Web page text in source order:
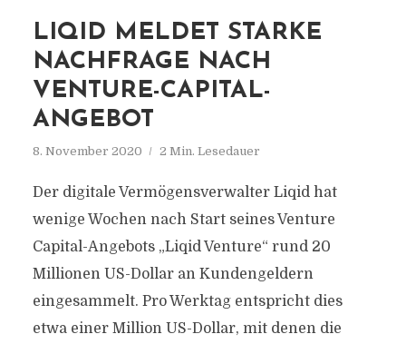
LIQID MELDET STARKE
NACHFRAGE NACH
VENTURE-CAPITAL-
ANGEBOT
8. November 2020 2 Min. Lesedauer
Der digitale Vermögensverwalter Liqid hat
wenige Wochen nach Start seines Venture
Capital-Angebots „Liqid Venture“ rund 20
Millionen US-Dollar an Kundengeldern
eingesammelt. Pro Werktag entspricht dies
etwa einer Million US-Dollar, mit denen die